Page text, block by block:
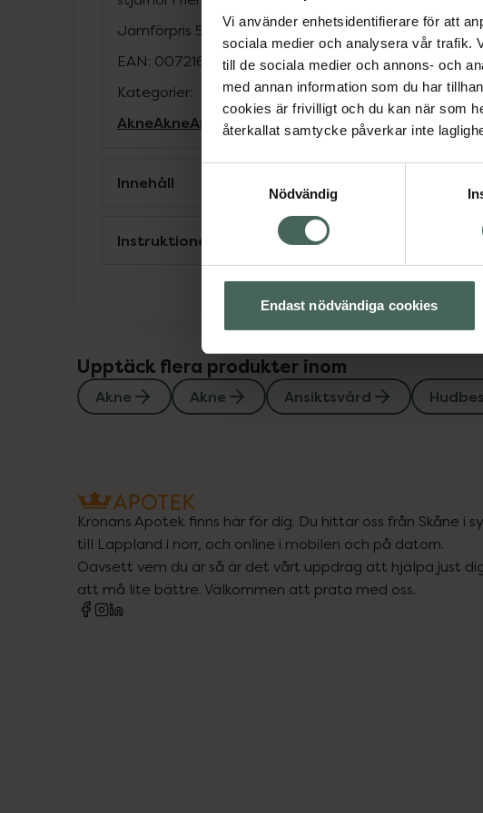
Vi använder enhetsidentifierare för att
sociala medier och analysera vår trafik.
till de sociala medier och annons- och
med annan information som du har
cookies är frivilligt och du kan när som
återkallat samtycke påverkar inte
Nödvändig
Endast nödvändiga cookies
Jämförpris 5,38 kr/st
EAN: 00721688493211
Kategorier:
AkneAkneAnsiktsvård Hudbesvär Hudbesvär
Innehåll
Instruktioner
Upptäck flera produkter inom
Akne Akne Ansiktsvård
Kronans Apotek finns här för dig. Du hittar oss från Skåne i
till Lappland i norr, och online i mobilen och på datorn.
Oavsett vem du är så är det vårt uppdrag att hjälpa just
att må lite bättre. Välkommen att prata med oss.